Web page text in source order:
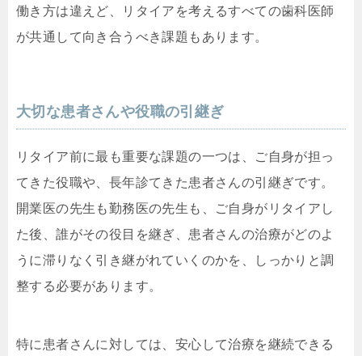
働き方は違えど、リタイアを考えるすべての歯科医師
が共通して向き合うべき課題もあります。
大切な患者さんや役職の引継ぎ
リタイア前に最も重要な課題の一つは、ご自身が担っ
てきた役職や、長年診てきた患者さんの引継ぎです。
開業医の先生も勤務医の先生も、ご自身がリタイアし
た後、誰がその役目を継ぎ、患者さんの治療がどのよ
うに滞りなく引き継がれていくのかを、しっかりと調
整する必要があります。
特に患者さんに対しては、安心して治療を継続できる